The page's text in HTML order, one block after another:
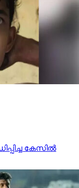
കേസില്‍